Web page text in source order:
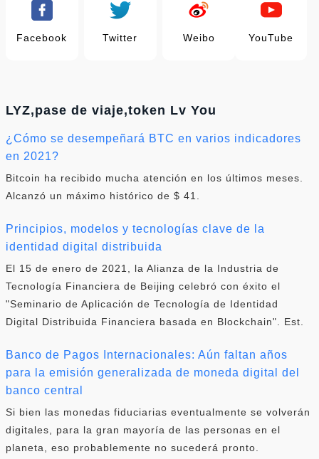
Facebook Twitter Weibo YouTube
LYZ,pase de viaje,token Lv You
¿Cómo se desempeñará BTC en varios indicadores
en 2021?
Bitcoin ha recibido mucha atención en los últimos meses.
Alcanzó un máximo histórico de $ 41.
Principios, modelos y tecnologías clave de la
identidad digital distribuida
El 15 de enero de 2021, la Alianza de la Industria de
Tecnología Financiera de Beijing celebró con éxito el
"Seminario de Aplicación de Tecnología de Identidad
Digital Distribuida Financiera basada en Blockchain". Est.
Banco de Pagos Internacionales: Aún faltan años
para la emisión generalizada de moneda digital del
banco central
Si bien las monedas fiduciarias eventualmente se volverán
digitales, para la gran mayoría de las personas en el
planeta, eso probablemente no sucederá pronto.